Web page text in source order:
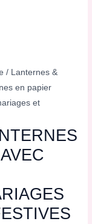
/ Lanternes &
en papier
et